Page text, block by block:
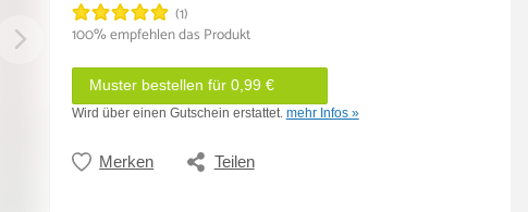
(1)
100% empfehlen das Produkt
Muster bestellen für 0,99 €
Wird über einen Gutschein erstattet. mehr Infos »
Merken Teilen